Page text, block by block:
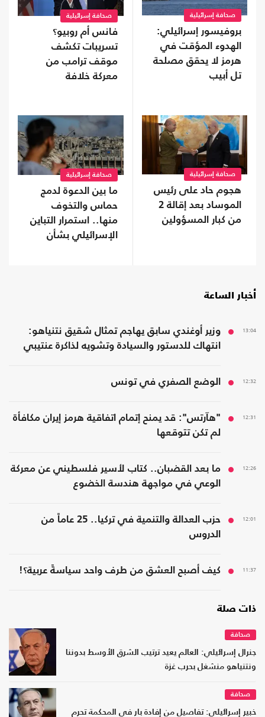
صحافة إسرائيلية
بروفيسور إسرائيلي:
الهدوء المؤقت في
هرمز لا يحقق مصلحة
تل أبيب
صحافة إسرائيلية
فانس أم روبيو؟
تسريبات تكشف
موقف ترامب من
معركة خلافة
صحافة إسرائيلية
هجوم حاد على رئيس
الموساد بعد إقالة 2
من كبار المسؤولين
صحافة إسرائيلية
ما بين الدعوة لدمج
حماس والتخوف
منها.. استمرار التباين
الإسرائيلي بشأن
أخبار الساعة
13:04
وزير أوغندي سابق يهاجم تمثال شقيق نتنياهو:
انتهاك للدستور والسيادة وتشويه لذاكرة عنتيبي
12:32 الوضع الصفري في تونس
12:31
"هآرتس": قد يمنح إتمام اتفاقية هرمز إيران مكافأة
لم تكن تتوقعها
12:26
ما بعد القضبان.. كتاب لأسير فلسطيني عن معركة
الوعي في مواجهة هندسة الخضوع
12:01
حزب العدالة والتنمية في تركيا.. 25 عاماً من
الدروس
11:37 كيف أصبح العشق من طرف واحد سياسةً عربية؟!
ذات صلة
صحافة
جنرال إسرائيلي: العالم يعيد ترتيب الشرق الأوسط بدوننا
ونتنياهو منشغل بحرب غزة
صحافة
خبير إسرائيلي: تفاصيل من إفادة بار في المحكمة تحرم